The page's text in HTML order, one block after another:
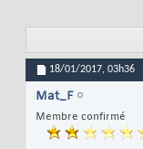
18/01/2017, 03h36
Mat_F
Membre confirmé